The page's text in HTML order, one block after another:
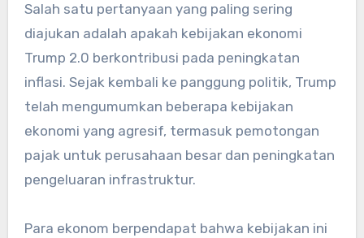
Salah satu pertanyaan yang paling sering
diajukan adalah apakah kebijakan ekonomi
Trump 2.0 berkontribusi pada peningkatan
inflasi. Sejak kembali ke panggung politik, Trump
telah mengumumkan beberapa kebijakan
ekonomi yang agresif, termasuk pemotongan
pajak untuk perusahaan besar dan peningkatan
pengeluaran infrastruktur.
Para ekonom berpendapat bahwa kebijakan ini